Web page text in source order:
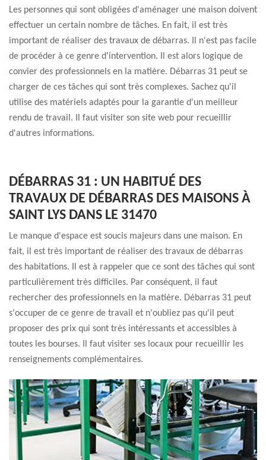
Les personnes qui sont obligées d'aménager une maison doivent
effectuer un certain nombre de tâches. En fait, il est très
important de réaliser des travaux de débarras. Il n'est pas facile
de procéder à ce genre d'intervention. Il est alors logique de
convier des professionnels en la matière. Débarras 31 peut se
charger de ces tâches qui sont très complexes. Sachez qu'il
utilise des matériels adaptés pour la garantie d'un meilleur
rendu de travail. Il faut visiter son site web pour recueillir
d'autres informations.
DÉBARRAS 31 : UN HABITUÉ DES
TRAVAUX DE DÉBARRAS DES MAISONS À
SAINT LYS DANS LE 31470
Le manque d'espace est soucis majeurs dans une maison. En
fait, il est très important de réaliser des travaux de débarras
des habitations. Il est à rappeler que ce sont des tâches qui sont
particulièrement très difficiles. Par conséquent, il faut
rechercher des professionnels en la matière. Débarras 31 peut
s'occuper de ce genre de travail et n'oubliez pas qu'il peut
proposer des prix qui sont très intéressants et accessibles à
toutes les bourses. Il faut visiter ses locaux pour recueillir les
renseignements complémentaires.